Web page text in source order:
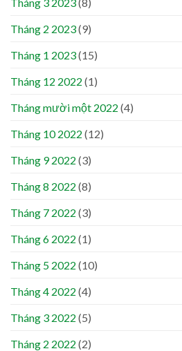
Tháng 2 2023(9)
Tháng 1 2023(15)
Tháng 12 2022 (1)
Tháng mười một 2022 (4)
Tháng 10 2022 (12)
Tháng 9 2022 (3)
Tháng 8 2022 (8)
Tháng 7 2022 (3)
Tháng 6 2022 (1)
Tháng 5 2022 (10)
Tháng 4 2022 (4)
Tháng 3 2022 (5)
Tháng 2 2022 (2)